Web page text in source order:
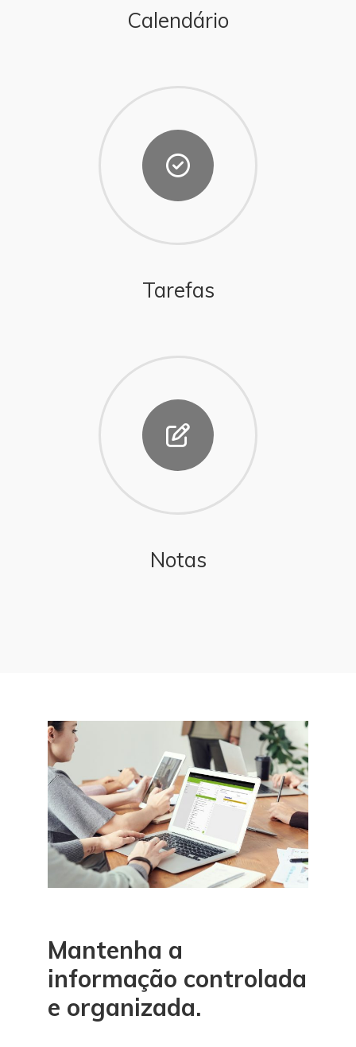
Calendário
Tarefas
Notas
Mantenha a
informação controlada
e organizada.